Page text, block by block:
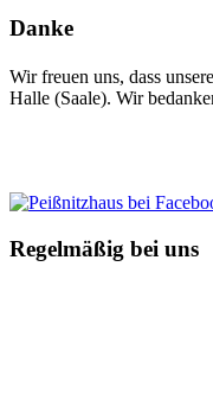
Danke
Wir freuen uns, dass
Halle (Saale). Wir
Regelmäßig bei uns